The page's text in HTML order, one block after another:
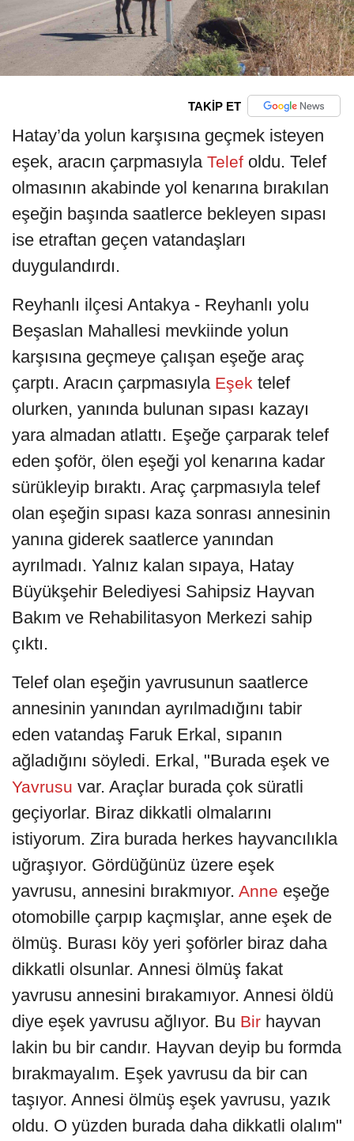
TAKİP ET
Hatay’da yolun karşısına geçmek isteyen
eşek, aracın çarpmasıyla Telef oldu. Telef
olmasının akabinde yol kenarına bırakılan
eşeğin başında saatlerce bekleyen sıpası
ise etraftan geçen vatandaşları
duygulandırdı.
Reyhanlı ilçesi Antakya - Reyhanlı yolu
Beşaslan Mahallesi mevkiinde yolun
karşısına geçmeye çalışan eşeğe araç
çarptı. Aracın çarpmasıyla Eşek telef
olurken, yanında bulunan sıpası kazayı
yara almadan atlattı. Eşeğe çarparak telef
eden şoför, ölen eşeği yol kenarına kadar
sürükleyip bıraktı. Araç çarpmasıyla telef
olan eşeğin sıpası kaza sonrası annesinin
yanına giderek saatlerce yanından
ayrılmadı. Yalnız kalan sıpaya, Hatay
Büyükşehir Belediyesi Sahipsiz Hayvan
Bakım ve Rehabilitasyon Merkezi sahip
çıktı.
Telef olan eşeğin yavrusunun saatlerce
annesinin yanından ayrılmadığını tabir
eden vatandaş Faruk Erkal, sıpanın
ağladığını söyledi. Erkal, "Burada eşek ve
Yavrusu var. Araçlar burada çok süratli
geçiyorlar. Biraz dikkatli olmalarını
istiyorum. Zira burada herkes hayvancılıkla
uğraşıyor. Gördüğünüz üzere eşek
yavrusu, annesini bırakmıyor. Anne eşeğe
otomobille çarpıp kaçmışlar, anne eşek de
ölmüş. Burası köy yeri şoförler biraz daha
dikkatli olsunlar. Annesi ölmüş fakat
yavrusu annesini bırakamıyor. Annesi öldü
diye eşek yavrusu ağlıyor. Bu Bir hayvan
lakin bu bir candır. Hayvan deyip bu formda
bırakmayalım. Eşek yavrusu da bir can
taşıyor. Annesi ölmüş eşek yavrusu, yazık
oldu. O yüzden burada daha dikkatli olalım"